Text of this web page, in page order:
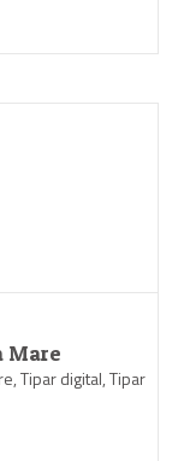
Mare
Tipar digital, Tipar